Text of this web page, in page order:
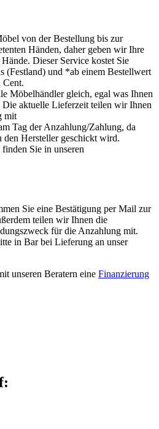
von der Bestellung bis zur
Händen, daher geben wir Ihre
Dieser Service kostet Sie
(Festland) und *ab einem Bestellwert
Cent.
Möbelhändler gleich, egal was Ihnen
Die aktuelle Lieferzeit teilen wir Ihnen
mit
Tag der Anzahlung/Zahlung, da
den Hersteller geschickt wird.
Sie in unseren
Sie eine Bestätigung per Mail zur
teilen wir Ihnen die
für die Anzahlung mit.
in Bar bei Lieferung an unser
unseren Beratern eine Finanzierung